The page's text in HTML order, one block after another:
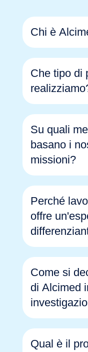
Chi è
Che tipo di
Su quali
basano i
missioni?
Perché
offre
Come si
di Alcimed
Qual è il